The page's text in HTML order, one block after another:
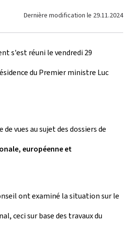
Dernière modification le 29.11.2024
s'est réuni le vendredi 29
du Premier ministre Luc
de vues au sujet des dossiers de
européenne et
ont examiné la situation sur le
ceci sur base des travaux du